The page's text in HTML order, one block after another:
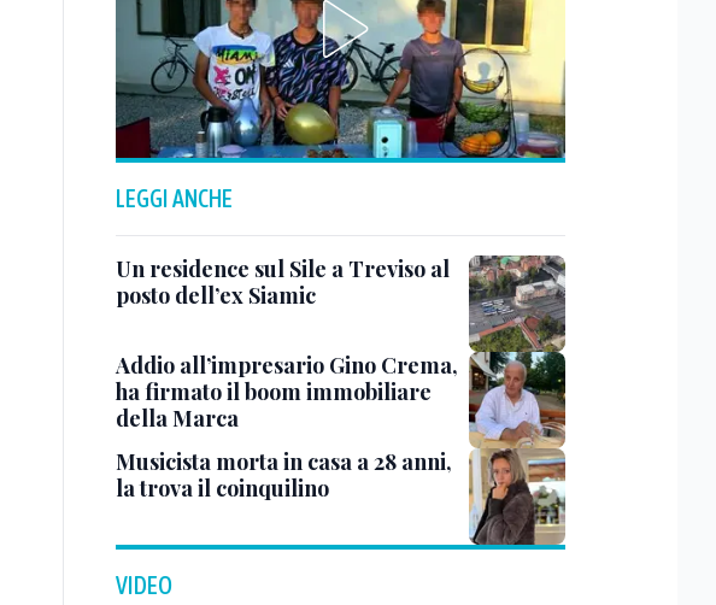
LEGGI ANCHE
Un residence sul Sile a Treviso al
posto dell’ex Siamic
Addio all’impresario Gino Crema,
ha firmato il boom immobiliare
della Marca
Musicista morta in casa a 28 anni,
la trova il coinquilino
VIDEO